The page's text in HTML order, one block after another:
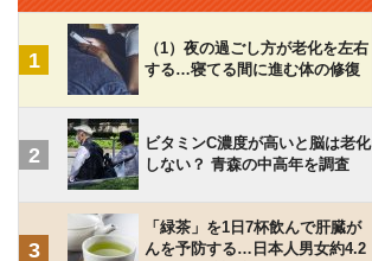
1
（1）夜の過ごし方が老化を左右
する…寝てる間に進む体の修復
2
ビタミンC濃度が高いと脳は老化
しない？ 青森の中高年を調査
3
「緑茶」を1日7杯飲んで肝臓が
んを予防する…日本人男女約4.2